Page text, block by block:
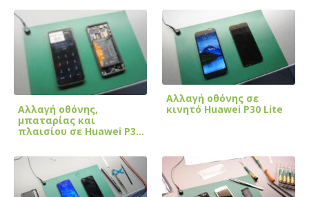
Αλλαγή οθόνης,
μπαταρίας και
πλαισίου σε Huawei P30
Αλλαγή οθόνης σε
κινητό Huawei P30 Lite